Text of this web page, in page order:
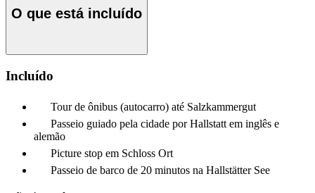
O que está incluído
Incluído
Tour de ônibus (autocarro) até Salzkammergut
Passeio guiado pela cidade por Hallstatt em inglês e
alemão
Picture stop em Schloss Ort
Passeio de barco de 20 minutos na Hallstätter See